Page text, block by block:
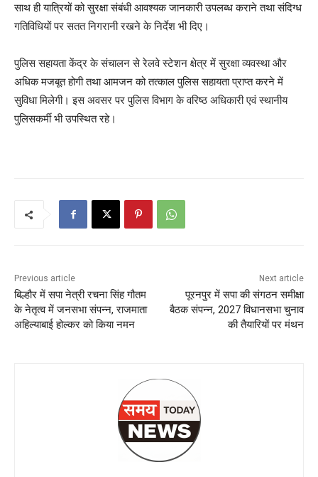
साथ ही यात्रियों को सुरक्षा संबंधी आवश्यक जानकारी उपलब्ध कराने तथा संदिग्ध
गतिविधियों पर सतत निगरानी रखने के निर्देश भी दिए।
पुलिस सहायता केंद्र के संचालन से रेलवे स्टेशन क्षेत्र में सुरक्षा व्यवस्था और
अधिक मजबूत होगी तथा आमजन को तत्काल पुलिस सहायता प्राप्त करने में
सुविधा मिलेगी। इस अवसर पर पुलिस विभाग के वरिष्ठ अधिकारी एवं स्थानीय
पुलिसकर्मी भी उपस्थित रहे।
Previous article
बिल्हौर में सपा नेत्री रचना सिंह गौतम
के नेतृत्व में जनसभा संपन्न, राजमाता
अहिल्याबाई होल्कर को किया नमन
Next article
पूरनपुर में सपा की संगठन समीक्षा
बैठक संपन्न, 2027 विधानसभा चुनाव
की तैयारियों पर मंथन